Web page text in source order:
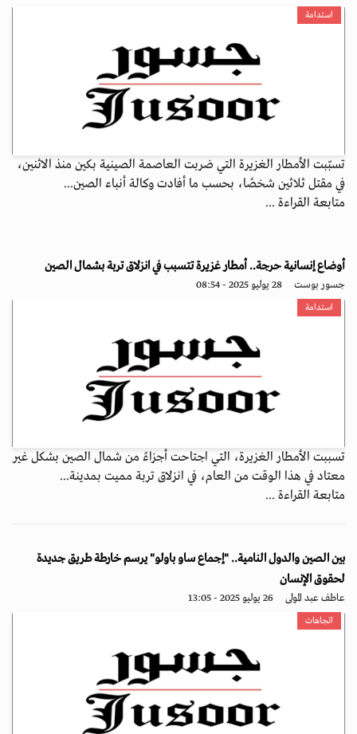
استدامة
تسبّبت الأمطار الغزيرة التي ضربت العاصمة الصينية بكين منذ الاثنين،
في مقتل ثلاثين شخصًا، بحسب ما أفادت وكالة أنباء الصين...
متابعة القراءة ...
أوضاع إنسانية حرجة.. أمطار غزيرة تتسبب في انزلاق تربة بشمال الصين
جسور بوست 28 يوليو 2025 - 08:54
استدامة
تسببت الأمطار الغزيرة، التي اجتاحت أجزاءً من شمال الصين بشكل غير
معتاد في هذا الوقت من العام، في انزلاق تربة مميت بمدينة...
متابعة القراءة ...
بين الصين والدول النامية.. "إجماع ساو باولو" يرسم خارطة طريق جديدة
لحقوق الإنسان
عاطف عبد المولى 26 يوليو 2025 - 13:05
اتجاهات